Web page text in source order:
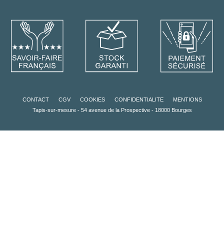
CONTACT CGV COOKIES CONFIDENTIALITE
MENTIONS
Tapis-sur-mesure - 54 avenue de la Prospective - 18000 Bourges